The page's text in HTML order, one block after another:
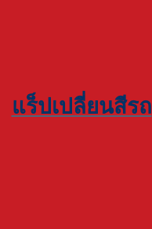
แร็ปเปลี่ยนสีรถ